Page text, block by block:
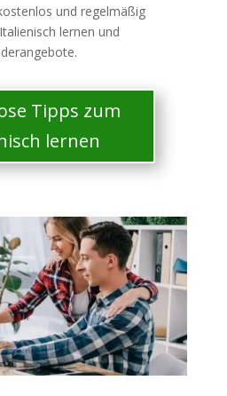
und regelmäßig
lernen und
Tipps zum
lernen